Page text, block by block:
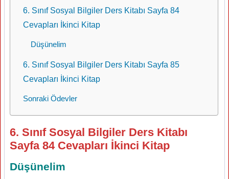
6. Sınıf Sosyal Bilgiler Ders Kitabı Sayfa 84
Cevapları İkinci Kitap
Düşünelim
6. Sınıf Sosyal Bilgiler Ders Kitabı Sayfa 85
Cevapları İkinci Kitap
Sonraki Ödevler
6. Sınıf Sosyal Bilgiler Ders Kitabı
Sayfa 84 Cevapları İkinci Kitap
Düşünelim